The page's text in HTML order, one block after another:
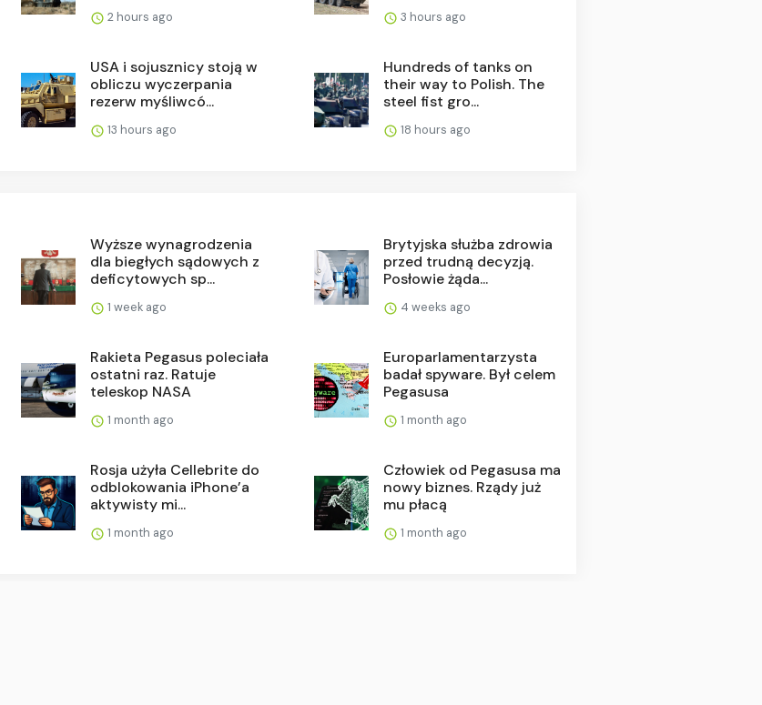
2 hours ago 3 hours ago
USA i sojusznicy stoją w
obliczu wyczerpania
rezerw myśliwcó...
13 hours ago
Hundreds of tanks on
their way to Polish. The
steel fist gro...
18 hours ago
Wyższe wynagrodzenia
dla biegłych sądowych z
deficytowych sp...
1 week ago
Brytyjska służba zdrowia
przed trudną decyzją.
Posłowie żąda...
4 weeks ago
Rakieta Pegasus poleciała
ostatni raz. Ratuje
teleskop NASA
1 month ago
Europarlamentarzysta
badał spyware. Był celem
Pegasusa
1 month ago
Rosja użyła Cellebrite do
odblokowania iPhone’a
aktywisty mi...
1 month ago
Człowiek od Pegasusa ma
nowy biznes. Rządy już
mu płacą
1 month ago